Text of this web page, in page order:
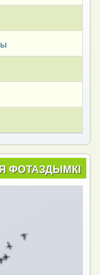
ФОТАЗДЫМКІ